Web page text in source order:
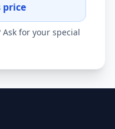
price
for your special